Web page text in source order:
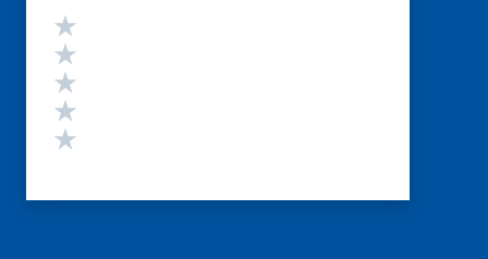
Valutazione